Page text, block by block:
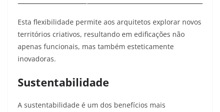
Esta flexibilidade permite aos arquitetos explorar novos
territórios criativos, resultando em edificações não
apenas funcionais, mas também esteticamente
inovadoras.
Sustentabilidade
A sustentabilidade é um dos benefícios mais